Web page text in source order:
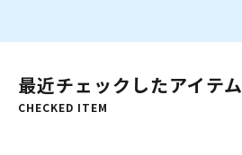
最近チェックしたアイテム
CHECKED ITEM